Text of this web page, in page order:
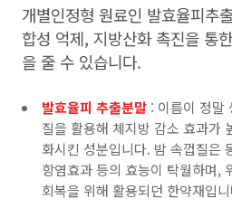
개별인정형 원료인 발효율피추
합성 억제, 지방산화 촉진을 통
을 줄 수 있습니다.
발효율피 추출분말 : 이름이 정말
질을 활용해 체지방 감소 효과가
화시킨 성분입니다. 밤 속껍질은
항염효과 등의 효능이 탁월하며,
회복을 위해 활용되던 한약재입